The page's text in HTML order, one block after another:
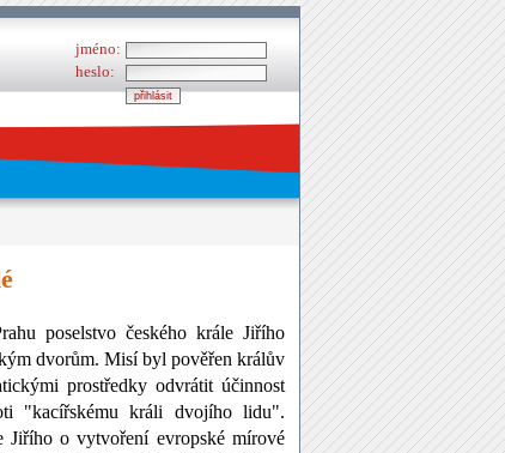
jméno:
heslo:
poselstvo českého krále Jiřího
dvorům. Misí byl pověřen králův
prostředky odvrátit účinnost
"kacířskému králi dvojího lidu".
Jiřího o vytvoření evropské mírové